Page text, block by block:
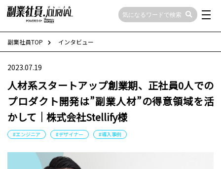
副業社員TOP インタビュー
2023.07.19
人材系スタートアップ創業期、正社員0人での
プロダクト開発は”副業人材”の得意領域を活
かして｜株式会社Stellify様
#エンジニア #デザイナー #導入事例